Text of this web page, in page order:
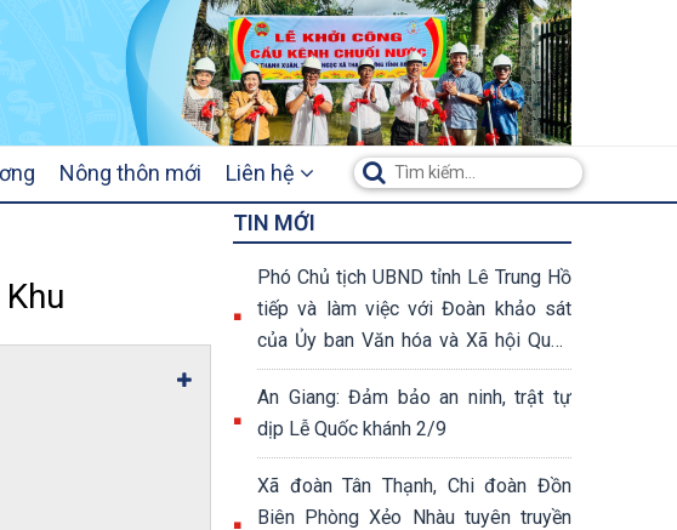
Nông thôn mới Liên hệ
TIN MỚI
Phó Chủ tịch UBND tỉnh Lê Trung Hồ
tiếp và làm việc với Đoàn khảo sát
của Ủy ban Văn hóa và Xã hội Quốc
hội khóa XV
An Giang: Đảm bảo an ninh, trật tự
dịp Lễ Quốc khánh 2/9
Xã đoàn Tân Thạnh, Chi đoàn Đồn
Biên Phòng Xẻo Nhàu tuyên truyền